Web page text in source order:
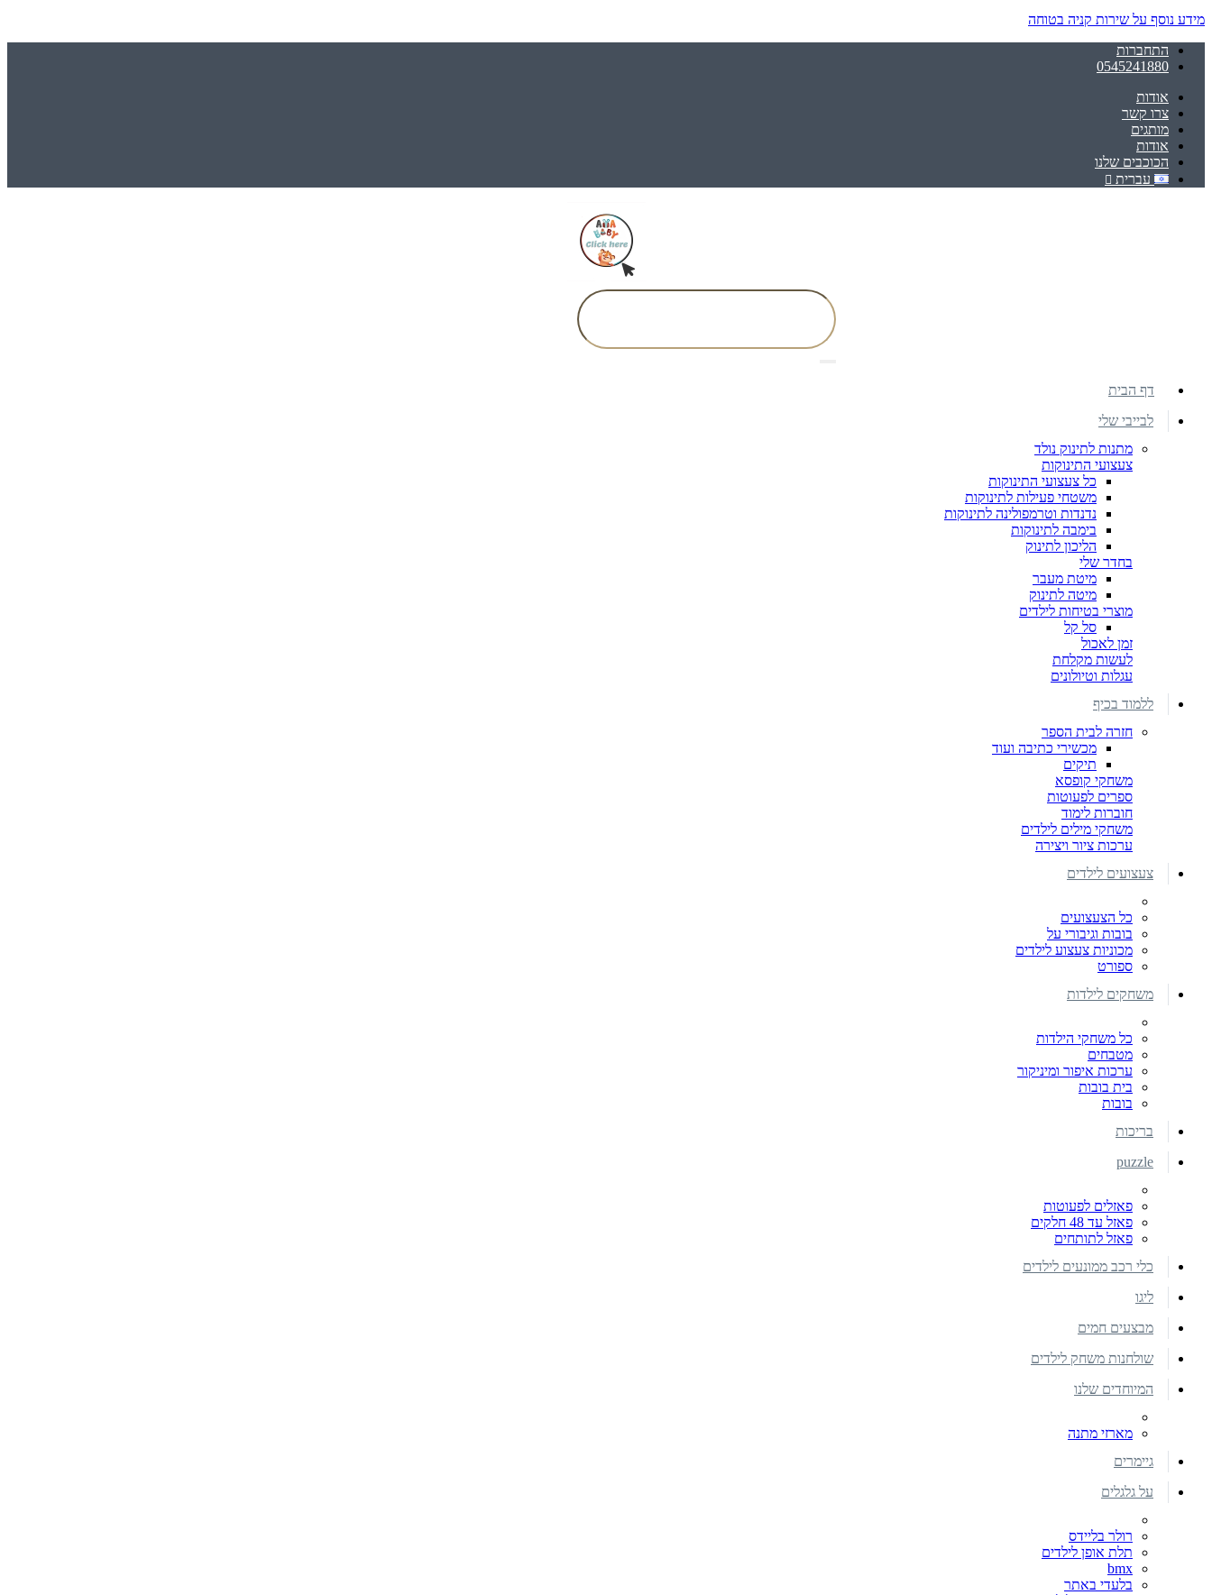
מידע נוסף על שירות קניה בטוחה
התחברות
0545241880
אודות
צרו קשר
מותגים
אודות
הכוכבים שלנו
עברית
דף הבית
לבייבי שלי
מתנות לתינוק נולד
צעצועי התינוקות
כל צעצועי התינוקות
משטחי פעילות לתינוקות
נדנדות וטרמפולינה לתינוקות
בימבה לתינוקות
הליכון לתינוק
בחדר שלי
מיטת מעבר
מיטה לתינוק
מוצרי בטיחות לילדים
סל קל
זמן לאכול
לעשות מקלחת
עגלות וטיולונים
ללמוד בכיף
חזרה לבית הספר
מכשירי כתיבה ועוד
תיקים
משחקי קופסא
ספרים לפעוטות
חוברות לימוד
משחקי מילים לילדים
ערכות ציור ויצירה
צעצועים לילדים
כל הצעצועים
בובות וגיבורי על
מכוניות צעצוע לילדים
ספורט
משחקים לילדות
כל משחקי הילדות
מטבחים
ערכות איפור ומיניקור
בית בובות
בובות
בריכות
puzzle
פאזלים לפעוטות
פאזל עד 48 חלקים
פאזל לתותחים
כלי רכב ממונעים לילדים
ליגו
מבצעים חמים
שולחנות משחק לילדים
המיוחדים שלנו
מארזי מתנה
גיימרים
על גלגלים
רולר בליידס
תלת אופן לילדים
bmx
בלעדי באתר